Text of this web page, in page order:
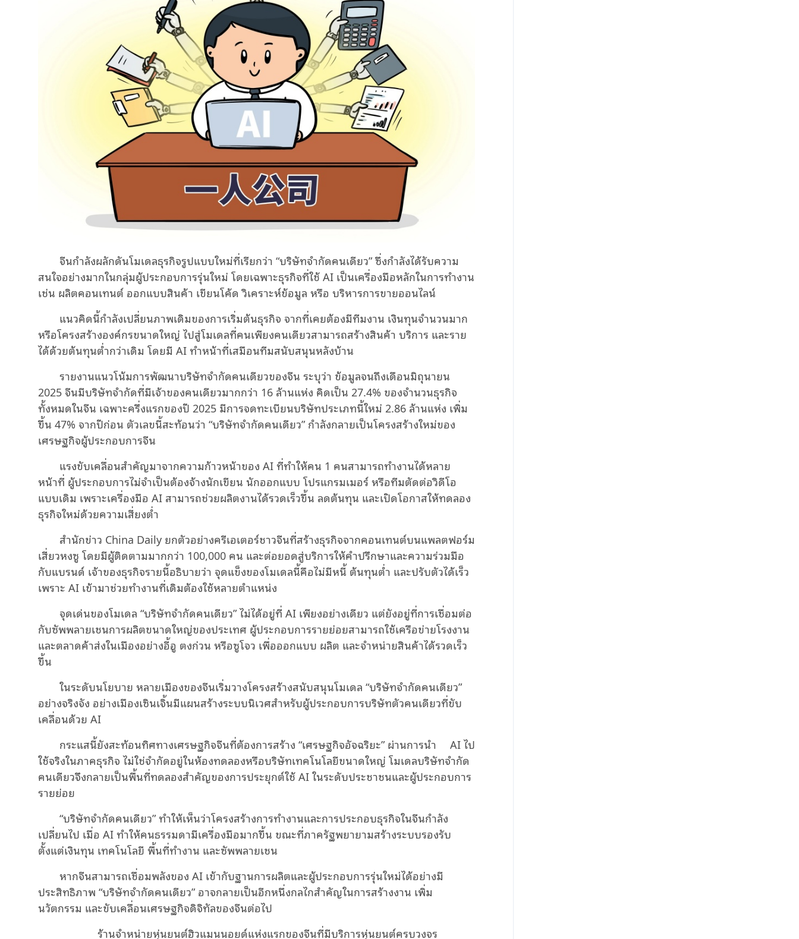
จีนกำลังผลักดันโมเดลธุรกิจรูปแบบใหม่ที่เรียกว่า “บริษัทจำกัดคนเดียว” ซึ่งกำลังได้รับความ
สนใจอย่างมากในกลุ่มผู้ประกอบการรุ่นใหม่ โดยเฉพาะธุรกิจที่ใช้ AI เป็นเครื่องมือหลักในการทำงาน
เช่น ผลิตคอนเทนต์ ออกแบบสินค้า เขียนโค้ด วิเคราะห์ข้อมูล หรือ บริหารการขายออนไลน์
แนวคิดนี้กำลังเปลี่ยนภาพเดิมของการเริ่มต้นธุรกิจ จากที่เคยต้องมีทีมงาน เงินทุนจำนวนมาก
หรือโครงสร้างองค์กรขนาดใหญ่ ไปสู่โมเดลที่คนเพียงคนเดียวสามารถสร้างสินค้า บริการ และราย
ได้ด้วยต้นทุนต่ำกว่าเดิม โดยมี AI ทำหน้าที่เสมือนทีมสนับสนุนหลังบ้าน
รายงานแนวโน้มการพัฒนาบริษัทจำกัดคนเดียวของจีน ระบุว่า ข้อมูลจนถึงเดือนมิถุนายน
2025 จีนมีบริษัทจำกัดที่มีเจ้าของคนเดียวมากกว่า 16 ล้านแห่ง คิดเป็น 27.4% ของจำนวนธุรกิจ
ทั้งหมดในจีน เฉพาะครึ่งแรกของปี 2025 มีการจดทะเบียนบริษัทประเภทนี้ใหม่ 2.86 ล้านแห่ง เพิ่ม
ขึ้น 47% จากปีก่อน ตัวเลขนี้สะท้อนว่า “บริษัทจำกัดคนเดียว” กำลังกลายเป็นโครงสร้างใหม่ของ
เศรษฐกิจผู้ประกอบการจีน
แรงขับเคลื่อนสำคัญมาจากความก้าวหน้าของ AI ที่ทำให้คน 1 คนสามารถทำงานได้หลาย
หน้าที่ ผู้ประกอบการไม่จำเป็นต้องจ้างนักเขียน นักออกแบบ โปรแกรมเมอร์ หรือทีมตัดต่อวิดีโอ
แบบเดิม เพราะเครื่องมือ AI สามารถช่วยผลิตงานได้รวดเร็วขึ้น ลดต้นทุน และเปิดโอกาสให้ทดลอง
ธุรกิจใหม่ด้วยความเสี่ยงต่ำ
สำนักข่าว China Daily ยกตัวอย่างครีเอเตอร์ชาวจีนที่สร้างธุรกิจจากคอนเทนต์บนแพลตฟอร์ม
เสี่ยวหงซู โดยมีผู้ติดตามมากกว่า 100,000 คน และต่อยอดสู่บริการให้คำปรึกษาและความร่วมมือ
กับแบรนด์ เจ้าของธุรกิจรายนี้อธิบายว่า จุดแข็งของโมเดลนี้คือไม่มีหนี้ ต้นทุนต่ำ และปรับตัวได้เร็ว
เพราะ AI เข้ามาช่วยทำงานที่เดิมต้องใช้หลายตำแหน่ง
จุดเด่นของโมเดล “บริษัทจำกัดคนเดียว” ไม่ได้อยู่ที่ AI เพียงอย่างเดียว แต่ยังอยู่ที่การเชื่อมต่อ
กับซัพพลายเชนการผลิตขนาดใหญ่ของประเทศ ผู้ประกอบการรายย่อยสามารถใช้เครือข่ายโรงงาน
และตลาดค้าส่งในเมืองอย่างอี้อู ตงก่วน หรือซูโจว เพื่อออกแบบ ผลิต และจำหน่ายสินค้าได้รวดเร็ว
ขึ้น
ในระดับนโยบาย หลายเมืองของจีนเริ่มวางโครงสร้างสนับสนุนโมเดล “บริษัทจำกัดคนเดียว”
อย่างจริงจัง อย่างเมืองเซินเจิ้นมีแผนสร้างระบบนิเวศสำหรับผู้ประกอบการบริษัทตัวคนเดียวที่ขับ
เคลื่อนด้วย AI
กระแสนี้ยังสะท้อนทิศทางเศรษฐกิจจีนที่ต้องการสร้าง “เศรษฐกิจอัจฉริยะ” ผ่านการนำ AI ไป
ใช้จริงในภาคธุรกิจ ไม่ใช่จำกัดอยู่ในห้องทดลองหรือบริษัทเทคโนโลยีขนาดใหญ่ โมเดลบริษัทจำกัด
คนเดียวจึงกลายเป็นพื้นที่ทดลองสำคัญของการประยุกต์ใช้ AI ในระดับประชาชนและผู้ประกอบการ
รายย่อย
“บริษัทจำกัดคนเดียว” ทำให้เห็นว่าโครงสร้างการทำงานและการประกอบธุรกิจในจีนกำลัง
เปลี่ยนไป เมื่อ AI ทำให้คนธรรมดามีเครื่องมือมากขึ้น ขณะที่ภาครัฐพยายามสร้างระบบรองรับ
ตั้งแต่เงินทุน เทคโนโลยี พื้นที่ทำงาน และซัพพลายเชน
หากจีนสามารถเชื่อมพลังของ AI เข้ากับฐานการผลิตและผู้ประกอบการรุ่นใหม่ได้อย่างมี
ประสิทธิภาพ “บริษัทจำกัดคนเดียว” อาจกลายเป็นอีกหนึ่งกลไกสำคัญในการสร้างงาน เพิ่ม
นวัตกรรม และขับเคลื่อนเศรษฐกิจดิจิทัลของจีนต่อไป
ร้านจำหน่ายหุ่นยนต์ฮิวแมนนอยด์แห่งแรกของจีนที่มีบริการหุ่นยนต์ครบวงจร